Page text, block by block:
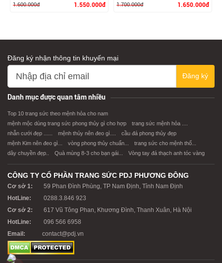
XEM CHI TIẾT
1.600.000đ
1.550.000đ
XEM CHI TIẾT
1.700.000đ
1.650.000đ
Đăng ký nhận thông tin khuyến mại
Đăng ký
Danh mục được quan tâm nhiều
Top 10 trang sức theo mệnh hỏa cho nam
mệnh mộc dùng trang sức phong thủy gì cho hợp
trang sức mệnh hỏa ....
nhẫn cưới đẹp ......
mệnh thủy nên đeo gì....
cầu đá phong thủy đẹp
mệnh Kim nên đeo gì...
vòng phong thủy chuẩn...
trang sức cho mệnh thổ...
dây chuyền đẹp..
Quà mùng 8-3 cho bạn gái... Vòng tay đá thạch anh tóc vàng
CÔNG TY CỔ PHẦN TRANG SỨC PDJ PHƯƠNG ĐÔNG
Cơ sở 1:
59 Phan Đình Phùng, TP Nam Định, Tỉnh Nam Định
HotLine:
0288.3.846 923
Cơ sở 2:
617 Vũ Tông Phan, Khương Đình, Thanh Xuân, Hà Nội
HotLine:
096 566 6958
Email:
contact@pdj.vn